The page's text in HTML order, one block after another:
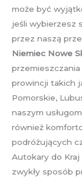
może być
jeśli wybierzesz
przez naszą
Niemiec Nowe
prowincji takich
Pomorskie,
naszym
również
podróżujących
Autokary do
zwykły sposób